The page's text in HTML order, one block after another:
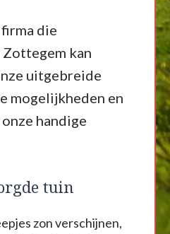
die
kan
uitgebreide
mogelijkheden en
handige
tuin
zon verschijnen,